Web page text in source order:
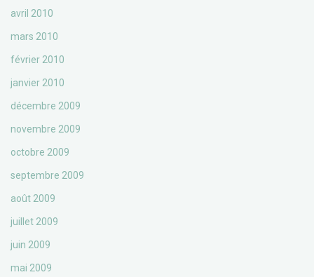
avril 2010
mars 2010
février 2010
janvier 2010
décembre 2009
novembre 2009
octobre 2009
septembre 2009
août 2009
juillet 2009
juin 2009
mai 2009